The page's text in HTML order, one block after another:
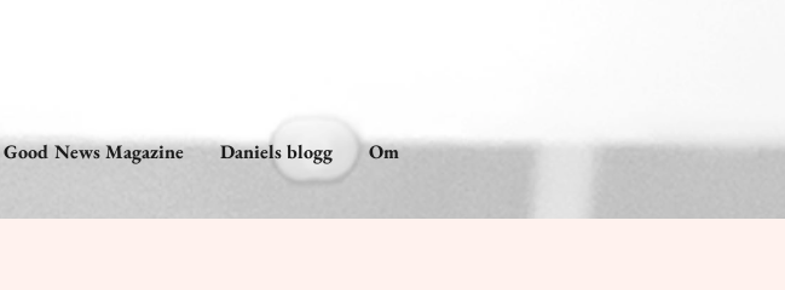
Good News Magazine Daniels blogg Om